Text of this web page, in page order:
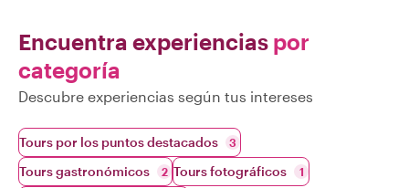
Encuentra experiencias por
categoría
Descubre experiencias según tus intereses
Tours por los puntos destacados 3
Tours gastronómicos 2 Tours fotográficos 1